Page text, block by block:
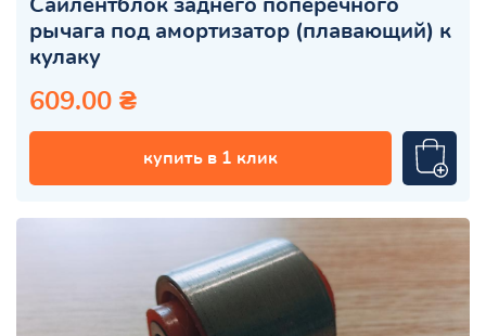
Сайлентблок заднего поперечного
рычага под амортизатор (плавающий) к
кулаку
609.00 ₴
купить в 1 клик